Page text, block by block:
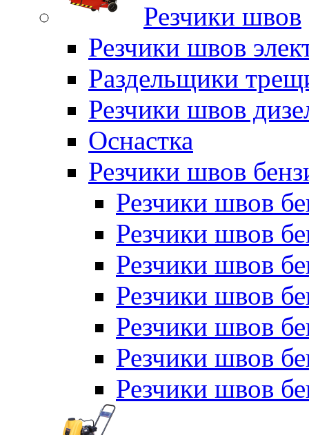
Резчики швов
Резчики швов
Раздельщики
Резчики швов
Оснастка
Резчики швов
Резчики швов
Резчики швов
Резчики швов
Резчики швов
Резчики швов
Резчики швов
Резчики швов